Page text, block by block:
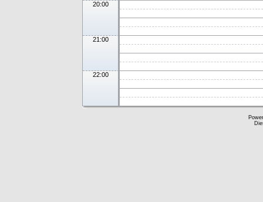
20:00
21:00
22:00